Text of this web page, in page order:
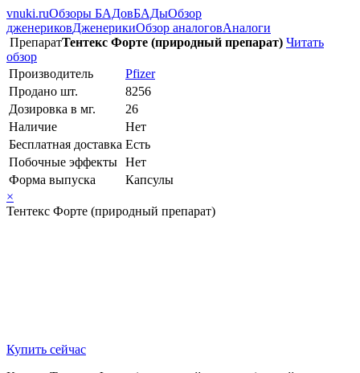
vnuki.ruОбзоры БАДовБАДыОбзор
дженериковДженерикиОбзор аналоговАналоги
ПрепаратТентекс Форте (природный препарат) Читать
обзор
Производитель
Pfizer
Продано шт.
8256
Дозировка в мг.
26
Наличие
Нет
Бесплатная доставка Есть
Побочные эффекты Нет
Форма выпуска
Капсулы
×
Тентекс Форте (природный препарат)
Купить сейчас